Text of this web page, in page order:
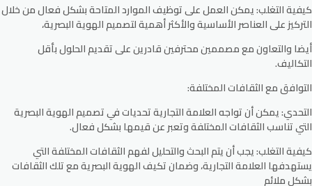
كيفية التغلب: يمكن العمل على توظيف الموارد المتاحة بشكل فعال من خلال
التركيز على العناصر الأساسية والأكثر أهمية لتصميم الهوية البصرية،
أيضا والتعاون مع مصممين محترفين قادرين على تقديم الحلول بأقل
التكاليف.
التوافق مع الثقافات المختلفة:
التحدي: يمكن أن تواجه العلامة التجارية تحديات في تصميم الهوية البصرية
التي تناسب الثقافات المختلفة وتعبر عن قيمها بشكل فعال.
كيفية التغلب: يجب أن يتم البحث والتحليل لفهم الثقافات المختلفة التي
يستهدفها العلامة التجارية، وضمان تكيف الهوية البصرية مع تلك الثقافات
بشكل ملائم